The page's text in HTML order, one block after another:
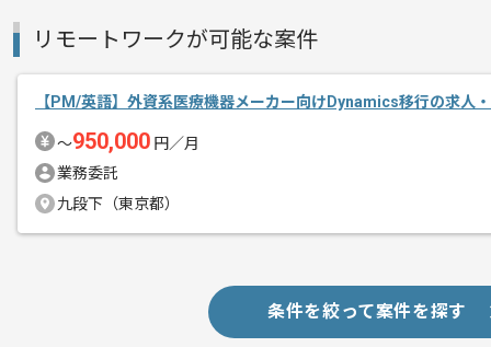
スキルアップされたい方、長期的に参
基本的には一部リモート作業を見込んで
リモートワークが可能な案件
【PM/英語】外資系医療機器メーカー向けDynamics移行の求人
〜950,000 円／月
業務委託
九段下（東京都）
条件を絞って案件を探す